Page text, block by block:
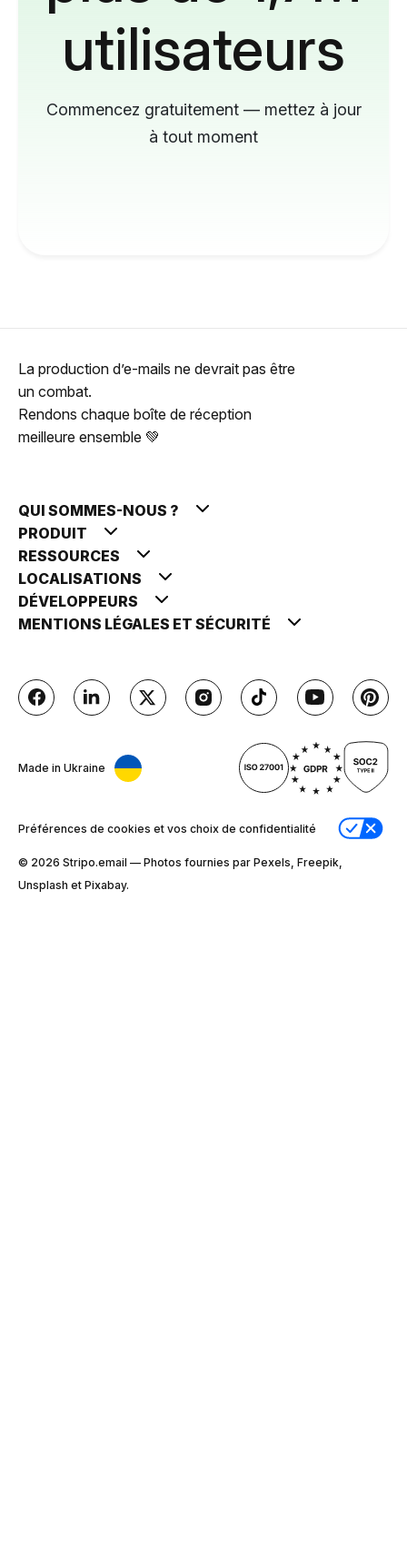
utilisateurs
Commencez gratuitement — mettez à jour
à tout moment
La production d’e-mails ne devrait pas être
un combat.
Rendons chaque boîte de réception
meilleure ensemble 💚
QUI SOMMES-NOUS ?
PRODUIT
RESSOURCES
LOCALISATIONS
DÉVELOPPEURS
MENTIONS LÉGALES ET SÉCURITÉ
Made in Ukraine
Préférences de cookies et vos choix de confidentialité
© 2026 Stripо.email — Photos fournies par Pexels, Freepik,
Unsplash et Pixabay.